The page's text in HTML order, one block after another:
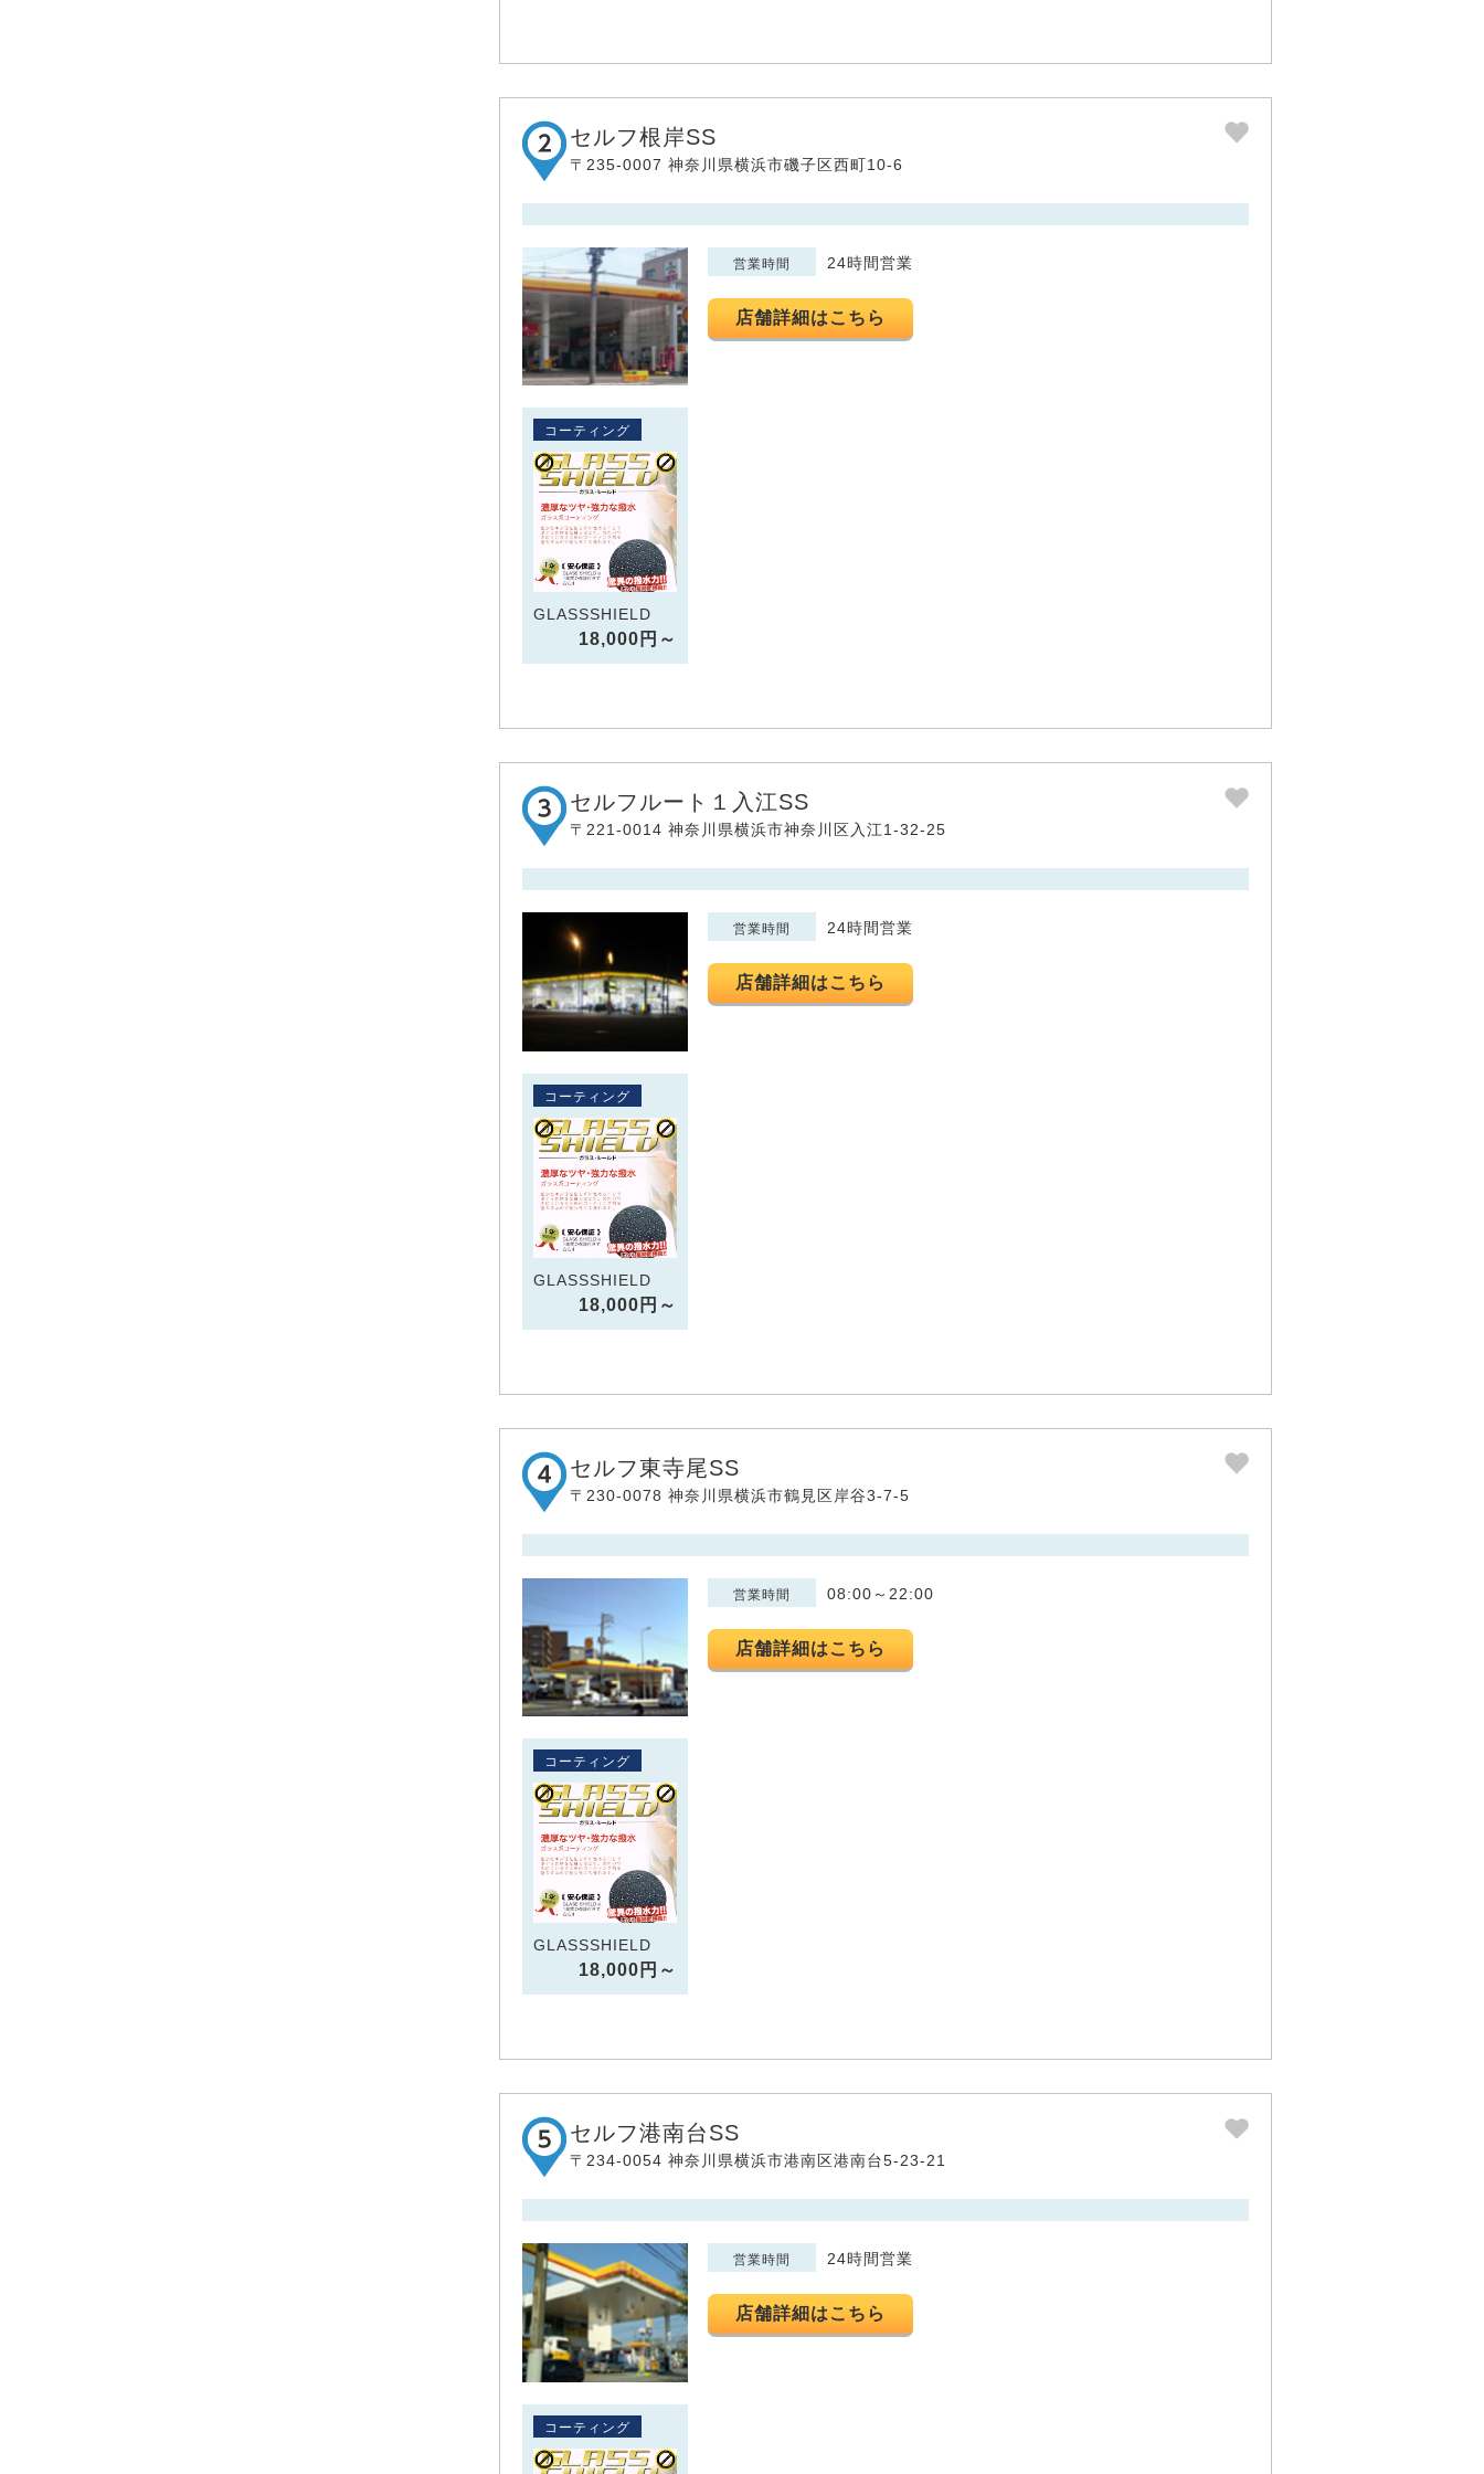
セルフ根岸SS
〒235-0007 神奈川県横浜市磯子区西町10-6
営業時間 24時間営業
店舗詳細はこちら
コーティング
GLASSSHIELD
18,000円～
セルフルート１入江SS
〒221-0014 神奈川県横浜市神奈川区入江1-32-25
営業時間 24時間営業
店舗詳細はこちら
コーティング
GLASSSHIELD
18,000円～
セルフ東寺尾SS
〒230-0078 神奈川県横浜市鶴見区岸谷3-7-5
営業時間 08:00～22:00
店舗詳細はこちら
コーティング
GLASSSHIELD
18,000円～
セルフ港南台SS
〒234-0054 神奈川県横浜市港南区港南台5-23-21
営業時間 24時間営業
店舗詳細はこちら
コーティング